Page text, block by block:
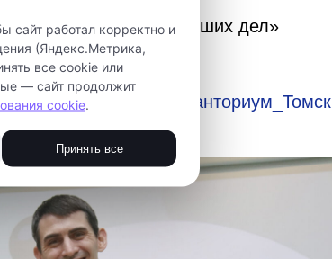
«Формула хороших дел»
#кванториумтомск
#Кванториум_Томск
сайт работал корректно и
(Яндекс.Метрика,
все cookie или
— сайт продолжит
cookie.
Принять все